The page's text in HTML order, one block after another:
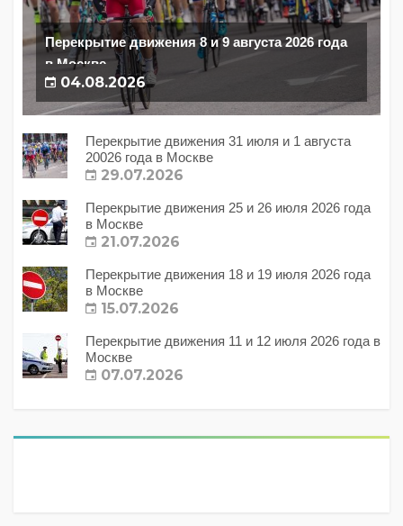
Перекрытие движения 8 и 9 августа 2026 года
в Москве
04.08.2026
Перекрытие движения 31 июля и 1 августа
20026 года в Москве
29.07.2026
Перекрытие движения 25 и 26 июля 2026 года
в Москве
21.07.2026
Перекрытие движения 18 и 19 июля 2026 года
в Москве
15.07.2026
Перекрытие движения 11 и 12 июля 2026 года в
Москве
07.07.2026